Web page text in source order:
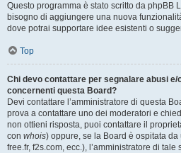
Questo programma è stato scritto da phpBB
bisogno di aggiungere una nuova
dove potrai supportare idee esistenti o
Top
Chi devo contattare per segnalare abusi e/
concernenti questa Board?
Devi contattare l’amministratore di questa
prova a contattare uno dei moderatori e
non ottieni risposta, puoi contattare il
con whois) oppure, se la Board è ospitata
free.fr, f2s.com, ecc.), l’amministratore di